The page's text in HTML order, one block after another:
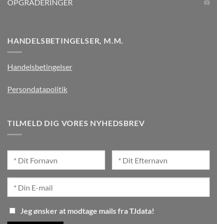
OPGRADERINGER (0)
HANDELSBETINGELSER, M.M.
Handelsbetingelser
Persondatapolitik
TILMELD DIG VORES NYHEDSBREV
Jeg ønsker at modtage mails fra TJdata!